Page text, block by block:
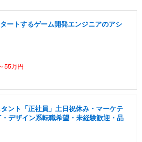
ートするゲーム開発エンジニアのアシ
55万円
ント「正社員」土日祝休み・マーケテ
デザイン系転職希望・未経験歓迎・品